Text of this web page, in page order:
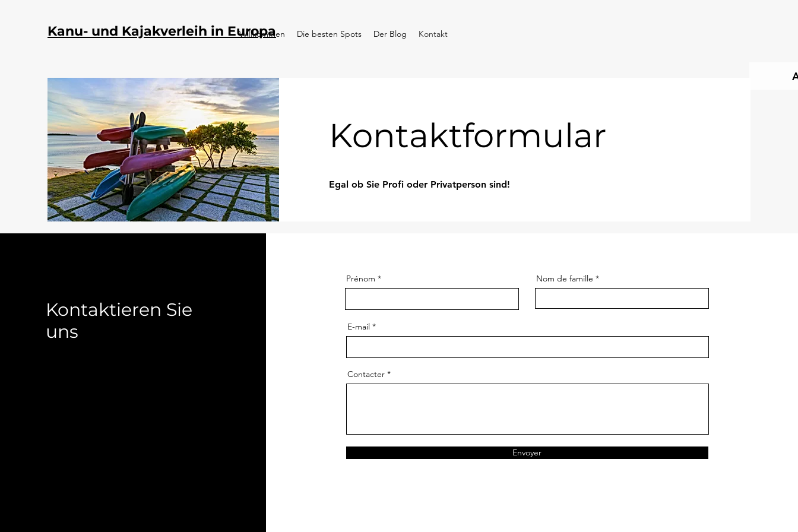
Kanu- und Kajakverleih in Europa
Willkommen Die besten Spots Der Blog Kontakt
Kontaktformular
Egal ob Sie Profi oder Privatperson sind!
Kontaktieren Sie
uns
Prénom Nom de famille
E-mail
Contacter
Envoyer